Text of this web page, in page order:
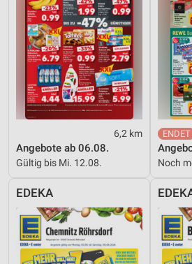
6,2 km
Angebote ab 06.08.
Gültig bis Mi. 12.08. Noch
EDEKA